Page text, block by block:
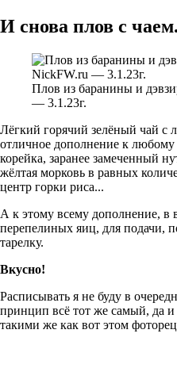
И снова плов с
Плов из баранины и
— 3.1.23г.
Лёгкий горячий зелёный чай
отличное дополнение к любому
корейка, заранее замеченный
жёлтая морковь в равных
центр горки риса...
А к этому всему дополнение, в
перепелиных яиц, для подачи,
тарелку.
Вкусно!
Расписывать я не буду в
принцип всё тот же самый, да
такими же как вот этом